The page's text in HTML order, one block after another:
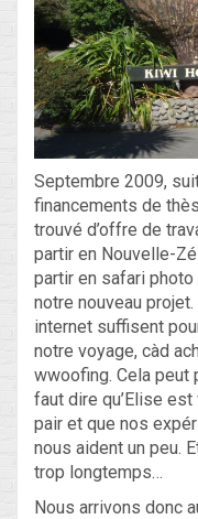
Bye Bali… Hello Hong-
Non
Flux des
Flux des
Site de
Septembre 2009,
financements de
trouvé d’offre de
partir en Nouvelle-
partir en safari
notre nouveau
internet suffisent
notre voyage, càd
wwoofing. Cela peut
faut dire qu’Elise
pair et que nos
nous aident un peu.
trop longtemps…
Nous arrivons donc